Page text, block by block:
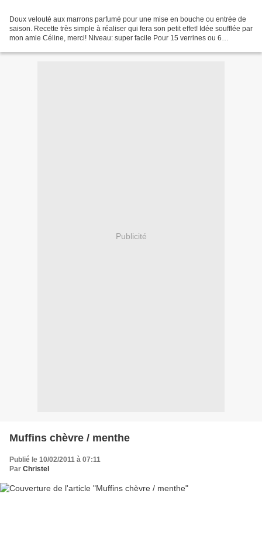
Doux velouté aux marrons parfumé pour une mise en bouche ou entrée de
saison. Recette très simple à réaliser qui fera son petit effet! Idée soufflée par
mon amie Céline, merci! Niveau: super facile Pour 15 verrines ou 6
Publicité
Muffins chèvre / menthe
Publié le 10/02/2011 à 07:11
Par Christel